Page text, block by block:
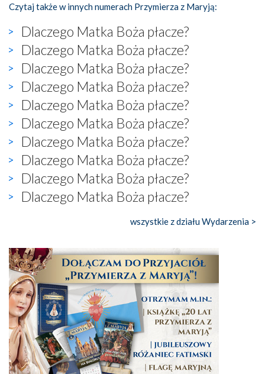
Czytaj także w innych numerach Przymierza z Maryją:
Dlaczego Matka Boża płacze?
Dlaczego Matka Boża płacze?
Dlaczego Matka Boża płacze?
Dlaczego Matka Boża płacze?
Dlaczego Matka Boża płacze?
Dlaczego Matka Boża płacze?
Dlaczego Matka Boża płacze?
Dlaczego Matka Boża płacze?
Dlaczego Matka Boża płacze?
Dlaczego Matka Boża płacze?
wszystkie z działu Wydarzenia >